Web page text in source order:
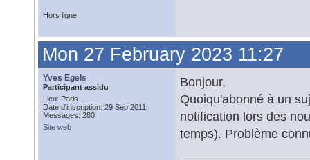
Hors ligne
Mon 27 February 2023 11:27
Yves Egels
Participant assidu
Lieu: Paris
Date d'inscription: 29 Sep 2011
Messages: 280
Site web
Bonjour,
Quoiqu'abonné à un
notification lors des
temps). Problème